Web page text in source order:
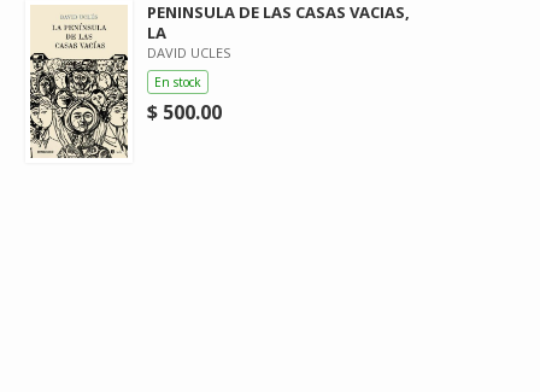
PENINSULA DE LAS CASAS VACIAS,
LA
DAVID UCLES
En stock
$ 500.00